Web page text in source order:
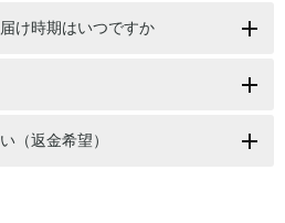
け時期はいつですか
（返金希望）